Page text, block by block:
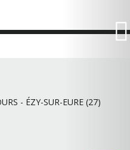
- ÉZY-SUR-EURE (27)